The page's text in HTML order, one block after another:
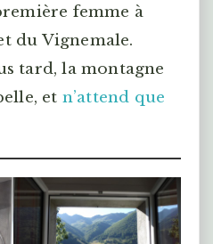
femme à
du Vignemale.
tard, la montagne
et n’attend que